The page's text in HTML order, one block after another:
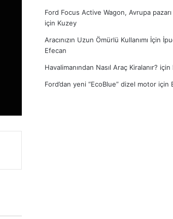
Ford Focus Active Wagon, Avrupa pazarı
için Kuzey
Aracınızın Uzun Ömürlü Kullanımı İçin
Efecan
Havalimanından Nasıl Araç Kiralanır? için
Ford’dan yeni “EcoBlue” dizel motor için